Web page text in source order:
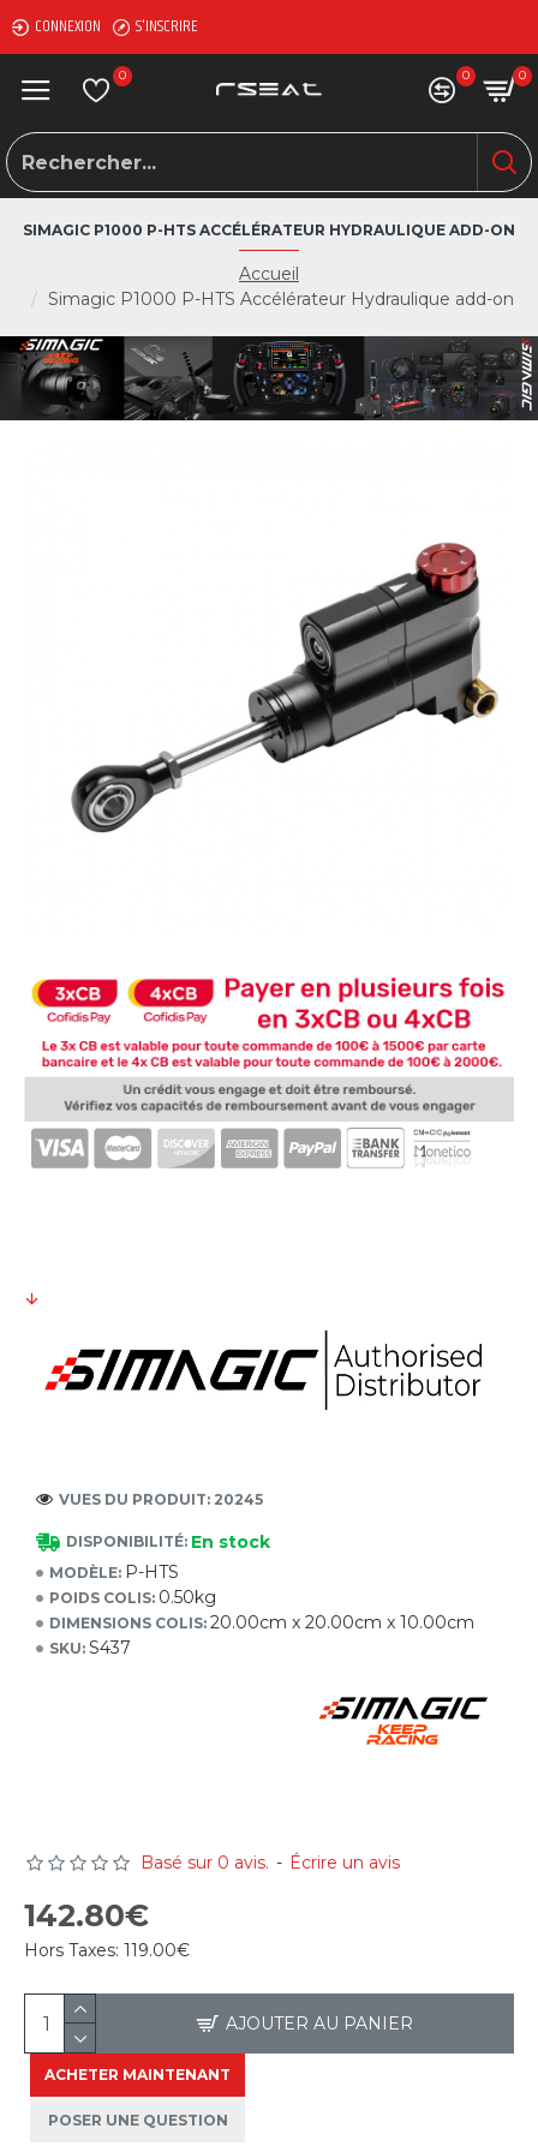
CONNEXION S'INSCRIRE
0 0 0
Accueil
Simagic P1000 P-HTS Accélérateur Hydraulique add-on
SIMAGIC P1000 P-HTS ACCÉLÉRATEUR HYDRAULIQUE ADD-ON
DISPONIBILITÉ: En stock
MODÈLE: P-HTS
POIDS COLIS: 0.50kg
DIMENSIONS COLIS: 20.00cm x 20.00cm x 10.00cm
SKU: S437
VUES DU PRODUIT: 20245
Basé sur 0 avis. - Écrire un avis
142.80€
Hors Taxes: 119.00€
AJOUTER AU PANIER
ACHETER MAINTENANT
POSER UNE QUESTION